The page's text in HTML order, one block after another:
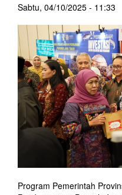
Sabtu, 04/10/2025 - 11:33
Program Pemerintah